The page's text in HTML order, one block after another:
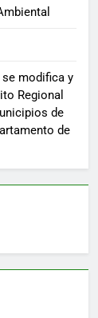
se modifica y
Regional
de
de